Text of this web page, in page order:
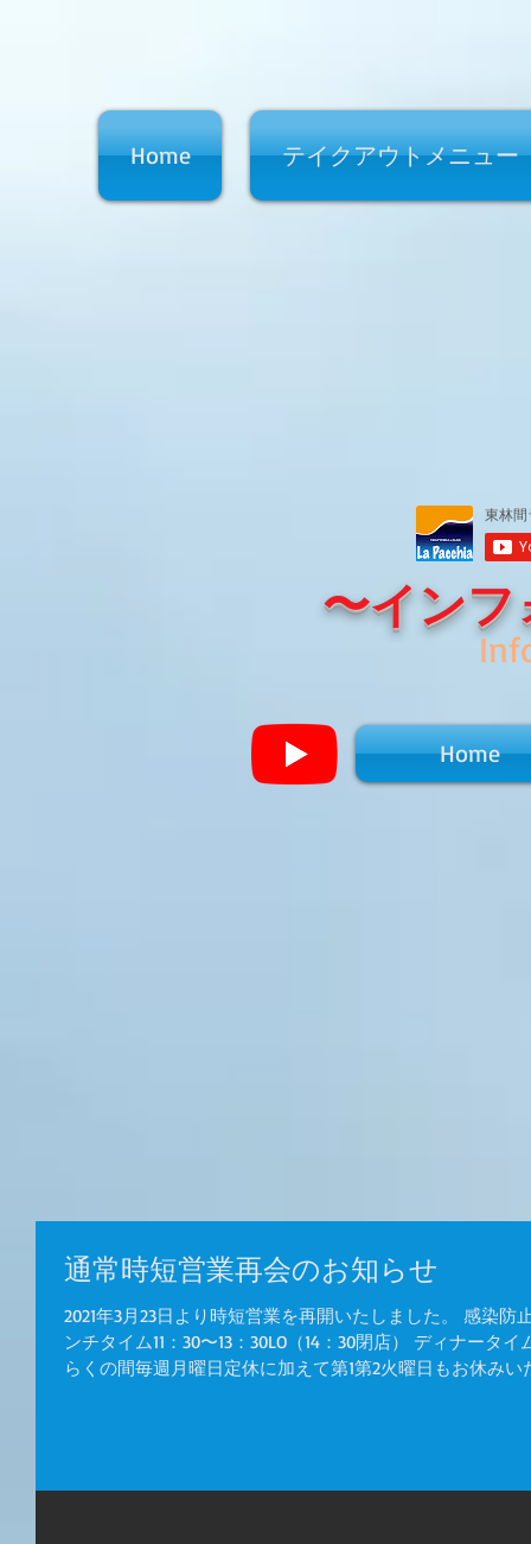
Home テイクアウトメニュー
〜イン
Home
通常時短営業再会のお知らせ
2021年3月23日より時短営業を再開いたしました。 感染
ンチタイム11：30〜13：30LO（14：30閉店） ディナータ
らくの間毎週月曜日定休に加えて第1第2火曜日もお休みい